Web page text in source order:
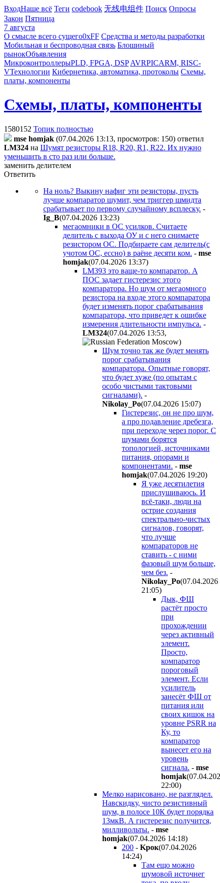
ВходНаше всё Теги codebook 无线电组件 Поиск Опросы
Закон Пятница
7 августа
О смысле всего сущего0xFF Средства и методы разработки
Мобильная и беспроводная связь Блошиный
рынокОбъявления
МикроконтроллерыPLD, FPGA, DSP AVRPICARM, RISC-
VТехнологии Кибернетика, автоматика, протоколы Схемы,
платы, компоненты
Схемы, платы, компоненты
1580152 Топик полностью
mse homjak (07.04.2026 13:13, просмотров: 150) ответил
LM324 на Шумят резисторы R18, R20, R1, R22. Их нужно
уменьшить в сто раз или больше.
заменить делителем
Ответить
На ноль? Выкину нафиг эти резисторы, пусть
лучше компаратор шумит, чем триггер шмидта
срабатывает по первому случайному всплеску. -
Ig_B(07.04.2026 13:23)
мегаомники в ОС усилков. Считаете
делитель с выхода ОУ и с него снимаете
резистором ОС. Подбираете сам делитель(с
учотом ОС, ессно) в раёне десяти ком. - mse
homjak(07.04.2026 13:37)
LM393 это ваще-то компаратор. А
ПОС задает гистерезис этого
компаратора. Но шум от мегаомного
резистора на входе этого компаратора
будет изменять порог срабатывания
компаратора, что приведет к ошибке
измерения длительности импульса. -
LM324(07.04.2026 13:53,
)
Шум точно так же будет менять
порог срабатывания
компаратора. Опытные говорят,
что будет хуже (по опытам с
особо чистыми тактовыми
сигналами). -
Nikolay_Po(07.04.2026 15:07)
Гистерезис, он не про шум,
а про подавление дребезга,
при переходе через порог. С
шумами борятся
топологией, источниками
питания, опорами и
компонентами. - mse
homjak(07.04.2026 19:20)
Я уже десятилетия
прислушиваюсь. И
всё-таки, люди на
острие создания
спектрально-чистых
сигналов, говорят,
что лучше
компараторов не
ставить - с ними
фазовый шум больше,
чем без. -
Nikolay_Po(07.04.2026
21:05)
Дык, ФШ
растёт просто
при
прохождении
через активный
элемент.
Просто,
компаратор
пороговый
элемент. Если
усилитель
занесёт ФШ от
питания или
своих кишок на
уровне PSRR на
Ку, то
компаратор
вынесет его на
уровень
сигнала. - mse
homjak
22:00)
Мелко нарисовано, не разглядел.
Навскидку, чисто резистивный
шум, в полосе 10К будет порядка
13мкВ. А гистерезис получится,
милливольты. - mse
homjak(07.04.2026 14:18)
200 - Kpoк(07.04.2026
14:24)
Там ещо можно
шумовой источнег